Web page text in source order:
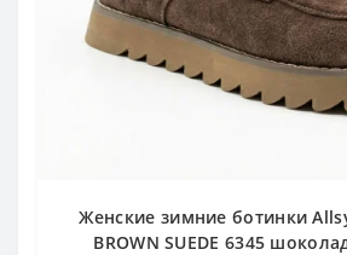
Женские зимние ботинки
BROWN SUEDE 6345